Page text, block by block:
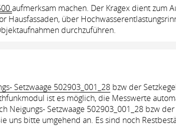
aufmerksam machen. Der Kragex dient zum
Hausfassaden, über
durchzuführen.
Setzwaage 502903_001_28 bzw der
ist es möglich, die Messwerte
Neigungs- Setzwaage 502903_001_28 bzw
uns bitte umgehend an. Es sind noch